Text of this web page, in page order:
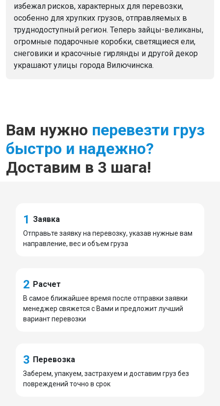
избежал рисков, характерных для перевозки,
особенно для хрупких грузов, отправляемых в
труднодоступный регион. Теперь зайцы-великаны,
огромные подарочные коробки, светящиеся ели,
снеговики и красочные гирлянды и другой декор
украшают улицы города Вилючинска.
Вам нужно перевезти груз
быстро и надежно?
Доставим в 3 шага!
1 Заявка
Отправьте заявку на перевозку, указав нужные вам
направление, вес и объем груза
2 Расчет
В самое ближайшее время после отправки заявки
менеджер свяжется с Вами и предложит лучший
вариант перевозки
3 Перевозка
Заберем, упакуем, застрахуем и доставим груз без
повреждений точно в срок